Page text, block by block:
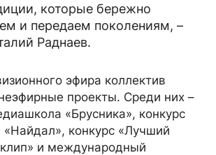
которые бережно
и передаем поколениям, –
Раднаев.
эфира коллектив
проекты. Среди них –
«Брусника», конкурс
«Найдал», конкурс «Лучший
и международный